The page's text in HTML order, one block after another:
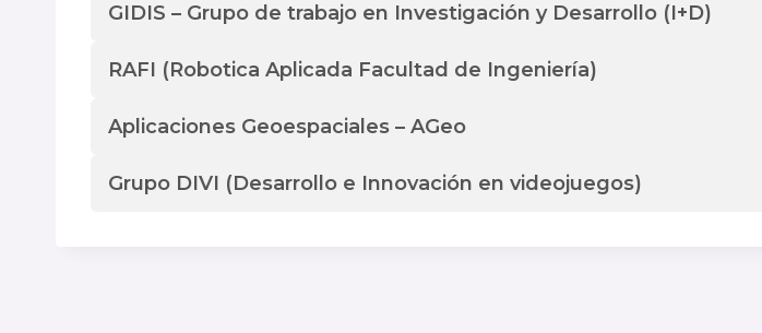
GIDIS – Grupo de trabajo en Investigación y Desarrollo (I+D)
RAFI (Robotica Aplicada Facultad de Ingeniería)
Aplicaciones Geoespaciales – AGeo
Grupo DIVI (Desarrollo e Innovación en videojuegos)